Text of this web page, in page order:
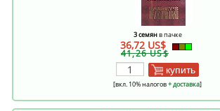
3 семянв пачке
36,72 US$
41,26 US$
купить
[вкл. 10% налогов+ доставка]